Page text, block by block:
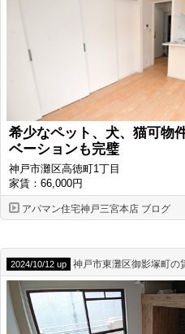
希少なペット、犬、猫可物
ベーションも完璧
神戸市灘区高徳町1丁目
家賃：66,000円
アパマン住宅神戸三宮本店 ブログ
2024/10/12 up 神戸市東灘区御影塚町の